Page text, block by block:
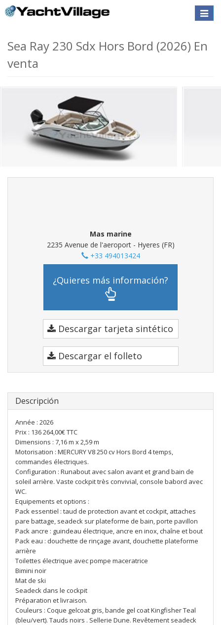
Toggle
Sea Ray 230 Sdx Hors Bord (2026) En
venta
Mas marine
2235 Avenue de l'aeroport - Hyeres (FR)
+33 494013424
¿Quieres más información?
Descargar tarjeta sintético
Descargar el folleto
Descripción
Année : 2026
Prix : 136 264,00€ TTC
Dimensions : 7,16 m x 2,59 m
Motorisation : MERCURY V8 250 cv Hors Bord 4 temps,
commandes électriques.
Configuration : Runabout avec salon avant et grand bain de
soleil arrière. Vaste cockpit très convivial, console babord avec
WC.
Equipements et options :
Pack essentiel : taud de protection avant et cockpit, attaches
pare battage, seadeck sur plateforme de bain, porte pavillon
Pack ancre : guindeau électrique, ancre en inox, chaîne et bout
Pack eau : douchette de rinçage avant, douchette plateforme
arrière
Toilettes électrique avec pompe maceratrice
Bimini noir
Mat de ski
Seadeck dans le cockpit
Préparation et livraison.
Couleurs : Coque gelcoat gris, bande gel coat Kingfisher Teal
(bleu/vert). Tauds noirs . Sellerie Dune. Revêtement seadeck